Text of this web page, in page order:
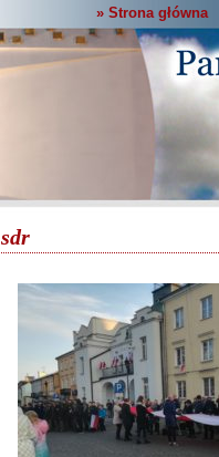
» Strona główna
sdr